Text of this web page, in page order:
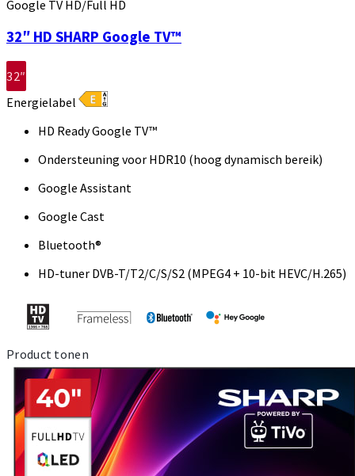
Google TV HD/Full HD
32″ HD SHARP Google TV™
32″
Energielabel
HD Ready Google TV™
Ondersteuning voor HDR10 (hoog dynamisch bereik)
Google Assistant
Google Cast
Bluetooth®
HD-tuner DVB-T/T2/C/S/S2 (MPEG4 + 10-bit HEVC/H.265)
Product tonen